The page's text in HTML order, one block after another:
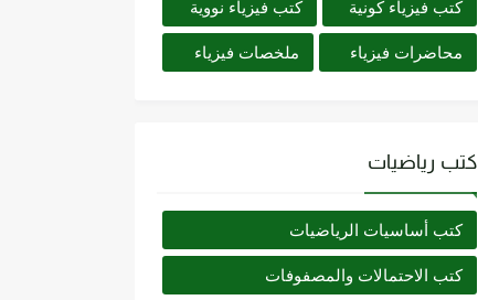
كتب فيزياء كونية كتب فيزياء نووية
محاضرات فيزياء ملخصات فيزياء
كتب رياضيات
كتب أساسيات الرياضيات
كتب الاحتمالات والمصفوفات